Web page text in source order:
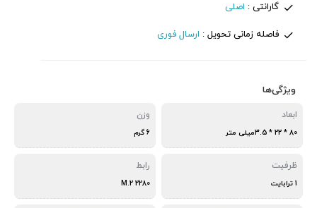
گارانتی : اصلی
فاصله زمانی تحویل : ارسال فوری
ویژگی‌ها
ابعاد
80 * 22 * 3.5میلی متر
وزن
6 گرم
ظرفیت
1 ترابایت
رابط
M.2 2280